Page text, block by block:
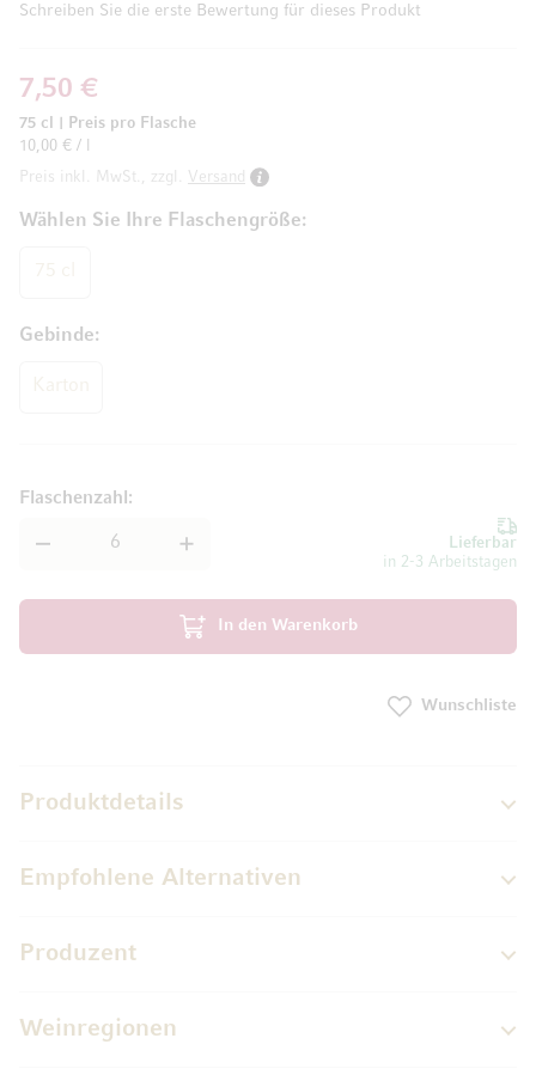
Schreiben Sie die erste Bewertung für dieses Produkt
Wählen Sie Ihre Flaschengröße
Gebinde
7,50 €
75 cl
Preis pro Flasche
10,00 € / l
Preis inkl. MwSt., zzgl.
Versand
Lieferbar
in 2-3 Arbeitstagen
Flaschenzahl
In den Warenkorb
Wunschliste
Produktdetails
Empfohlene Alternativen
Produzent
Weinregionen